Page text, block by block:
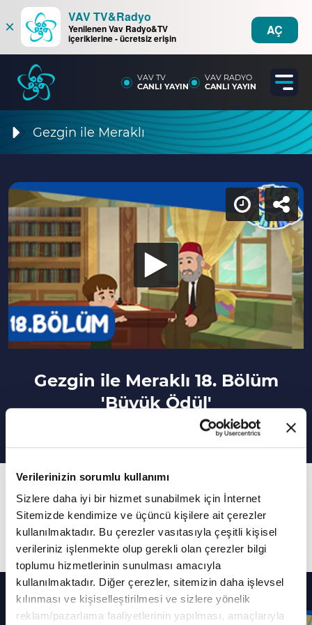
Verilerinizin sorumlu kullanımı
Sizlere daha iyi bir hizmet sunabilmek için İnternet
Sitemizde kendimize ve üçüncü kişilere ait çerezler
kullanılmaktadır. Bu çerezler vasıtasıyla çeşitli kişisel
verileriniz işlenmekte olup gerekli olan çerezler bilgi
toplumu hizmetlerinin sunulması amacıyla
kullanılmaktadır. Diğer çerezler, sitemizin daha işlevsel
kılınması ve kişiselleştirilmesi ve sizlere yönelik
reklam/pazarlama faaliyetlerinin yapılması, amaçlarıyla
×
VAV TV&Radyo
Yenilenen Vav Radyo&TV
içeriklerine - ücretsiz erişin
AÇ
VAV TV
CANLI YAYIN
VAV RADYO
CANLI YAYIN
Gezgin ile Meraklı
Gezgin ile Meraklı 18. Bölüm
'Büyük Ödül'
18. Bölüm
Gezgin ile Meraklı her bölüm farklı ve eğlenceli
maceralarla sizi eğlenmeye davet ediyor.
Diğer Bölümler